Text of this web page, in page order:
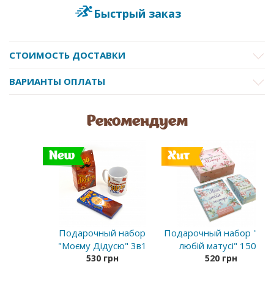
Быстрый заказ
СТОИМОСТЬ ДОСТАВКИ
ВАРИАНТЫ ОПЛАТЫ
Рекомендуем
New
Подарочный набор
"Моєму Дідусю" 3в1
530 грн
Хит
Подарочный набор
любій матусі" 150 г
520 грн